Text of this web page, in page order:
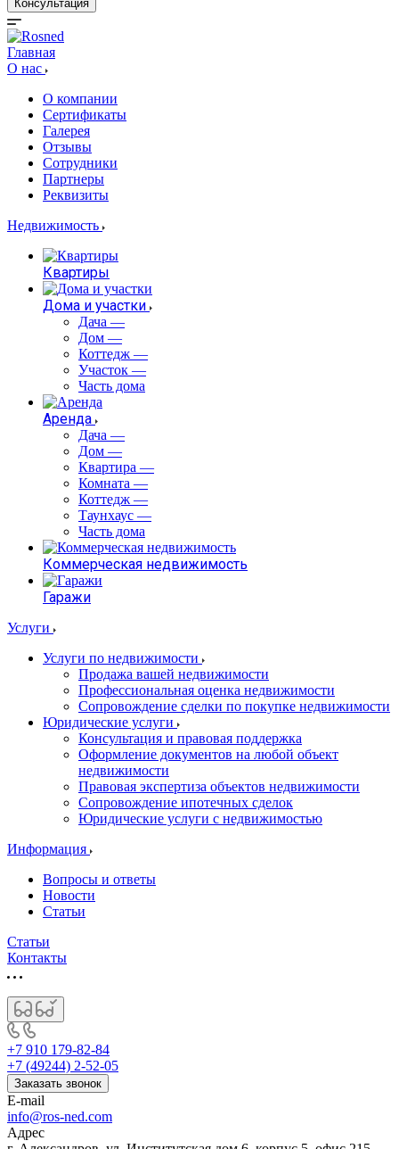
Консультация
Главная
О нас
О компании
Сертификаты
Галерея
Отзывы
Сотрудники
Партнеры
Реквизиты
Недвижимость
Квартиры
Дома и участки
Дача —
Дом —
Коттедж —
Участок —
Часть дома
Аренда
Дача —
Дом —
Квартира —
Комната —
Коттедж —
Таунхаус —
Часть дома
Коммерческая недвижимость
Гаражи
Услуги
Услуги по недвижимости
Продажа вашей недвижимости
Профессиональная оценка недвижимости
Сопровождение сделки по покупке недвижимости
Юридические услуги
Консультация и правовая поддержка
Оформление документов на любой объект
недвижимости
Правовая экспертиза объектов недвижимости
Сопровождение ипотечных сделок
Юридические услуги с недвижимостью
Информация
Вопросы и ответы
Новости
Статьи
Статьи
Контакты
+7 910 179-82-84
+7 (49244) 2-52-05
Заказать звонок
E-mail
info@ros-ned.com
Адрес